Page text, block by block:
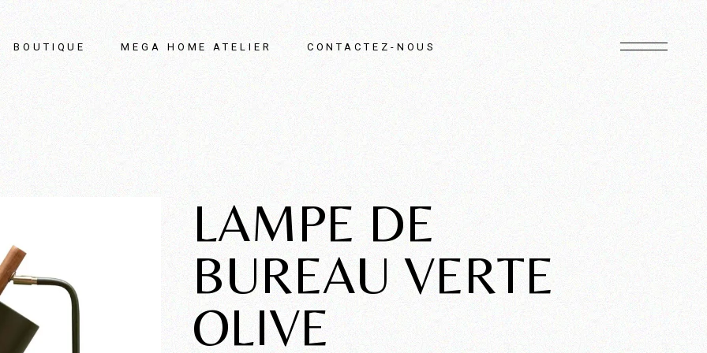
BOUTIQUE MEGA HOME ATELIER CONTACTEZ-NOUS
LAMPE DE
BUREAU VERTE
OLIVE